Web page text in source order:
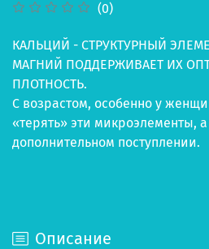
(0)
КАЛЬЦИЙ - СТРУКТУРНЫЙ
МАГНИЙ ПОДДЕРЖИВАЕТ ИХ
ПЛОТНОСТЬ.
С возрастом, особенно у
«терять» эти микроэлементы,
дополнительном поступлении.
Описание